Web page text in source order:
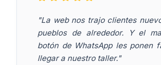
"La web nos trajo clientes
pueblos de alrededor. Y el
botón de WhatsApp les ponen
llegar a nuestro taller."